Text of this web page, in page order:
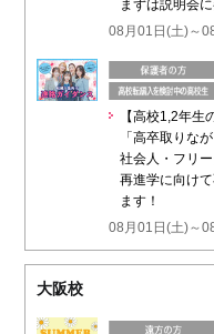
まずは説明会
08月01日(土)～
【高校1,2年生
「高卒取りな
社会人・フリ
再進学に向け
ます！
08月01日(土)～
大阪校